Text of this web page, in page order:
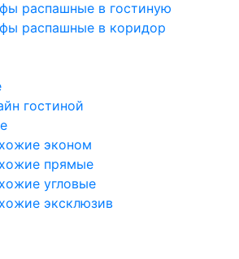
распашные в гостиную
распашные в коридор
гостиной
эконом
прямые
угловые
эксклюзив